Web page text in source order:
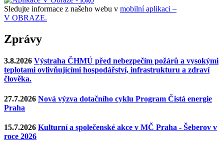
Sledujte informace z našeho webu v mobilní aplikaci –
V OBRAZE.
Zprávy
3.8.2026 Výstraha ČHMÚ před nebezpečím požárů a vysokými
teplotami ovlivňujícími hospodářství, infrastrukturu a zdraví
člověka.
27.7.2026 Nová výzva dotačního cyklu Program Čistá energie
Praha
15.7.2026 Kulturní a společenské akce v MČ Praha - Šeberov v
roce 2026